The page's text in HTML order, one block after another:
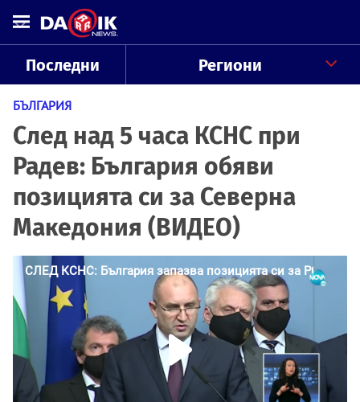
Последни Региони
БЪЛГАРИЯ
След над 5 часа КСНС при
Радев: България обяви
позицията си за Северна
Македония (ВИДЕО)